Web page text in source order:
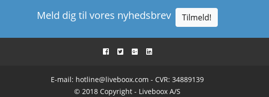
Meld dig til vores nyhedsbrev Tilmeld!
E-mail: hotline@liveboox.com - CVR: 34889139
© 2018 Copyright - Liveboox A/S